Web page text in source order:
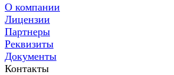
О компании
Лицензии
Партнеры
Реквизиты
Документы
Контакты